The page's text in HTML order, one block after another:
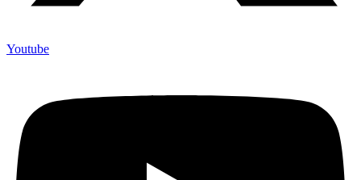
Youtube